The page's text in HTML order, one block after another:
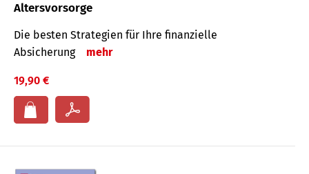
Altersvorsorge
Die besten Strategien für Ihre finanzielle
Absicherung
mehr
19,90 €